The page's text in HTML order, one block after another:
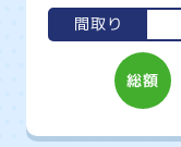
間取り
総額